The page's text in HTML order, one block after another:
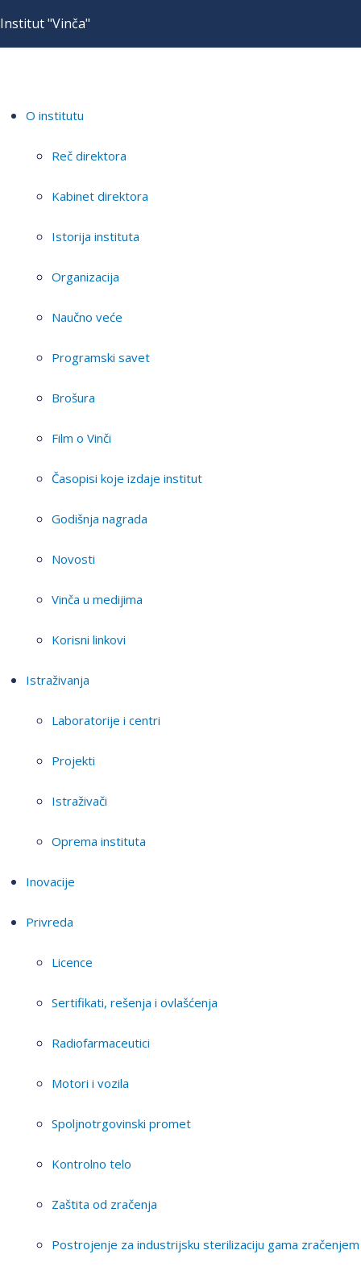
Institut "Vinča"
O institutu
Reč direktora
Kabinet direktora
Istorija instituta
Organizacija
Naučno veće
Programski savet
Brošura
Film o Vinči
Časopisi koje izdaje institut
Godišnja nagrada
Novosti
Vinča u medijima
Korisni linkovi
Istraživanja
Laboratorije i centri
Projekti
Istraživači
Oprema instituta
Inovacije
Privreda
Licence
Sertifikati, rešenja i ovlašćenja
Radiofarmaceutici
Motori i vozila
Spoljnotrgovinski promet
Kontrolno telo
Zaštita od zračenja
Postrojenje za industrijsku sterilizaciju gama zračenjem